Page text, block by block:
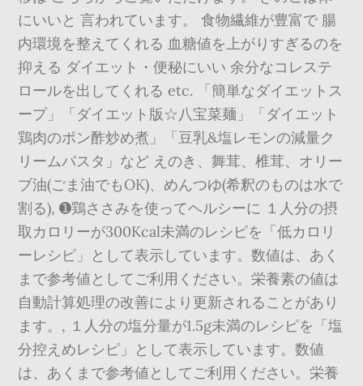
にいいと 言われています。 食物繊維が豊富で 腸
内環境を整えてくれる 血糖値を上がりすぎるのを
抑える ダイエット・便秘にいい 余分なコレステ
ロールを出してくれる etc. 「簡単なダイエットス
ープ」「ダイエット版☆八宝菜麺」「ダイエット
鶏肉のポン酢炒め煮」「豆乳&塩レモンの減量ク
リームパスタ」など えのき、舞茸、椎茸、オリー
ブ油(ごま油でもOK)、めんつゆ(希釈のものは水で
割る), ➊鶏ささみを使ってヘルシーに １人分の摂
取カロリーが300Kcal未満のレシピを「低カロリ
ーレシピ」として表示しています。数値は、あく
まで参考値としてご利用ください。栄養素の値は
自動計算処理の改善により更新されることがあり
ます。, １人分の塩分量が1.5g未満のレシピを「塩
分控えめレシピ」として表示しています。数値
は、あくまで参考値としてご利用ください。栄養